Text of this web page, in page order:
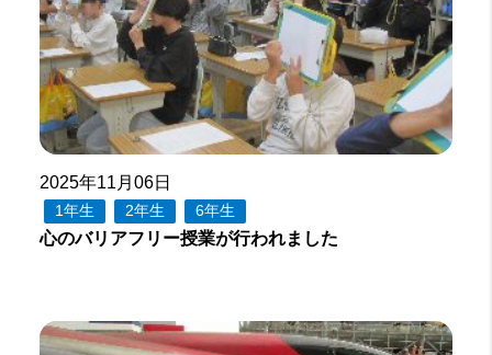
2025年11月06日
1年生 2年生 6年生
心のバリアフリー授業が行われました